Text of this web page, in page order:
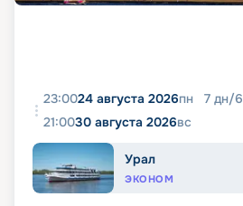
23:0024 августа 2026пн 7 дн/6
21:0030 августа 2026вс
Урал
ЭКОНОМ